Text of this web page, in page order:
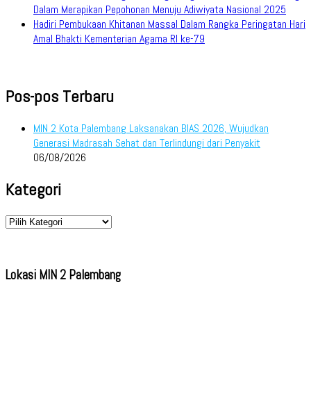
Dalam Merapikan Pepohonan Menuju Adiwiyata Nasional 2025
Hadiri Pembukaan Khitanan Massal Dalam Rangka Peringatan Hari
Amal Bhakti Kementerian Agama RI ke-79
Pos-pos Terbaru
MIN 2 Kota Palembang Laksanakan BIAS 2026, Wujudkan
Generasi Madrasah Sehat dan Terlindungi dari Penyakit
06/08/2026
Kategori
Kategori
Lokasi MIN 2 Palembang